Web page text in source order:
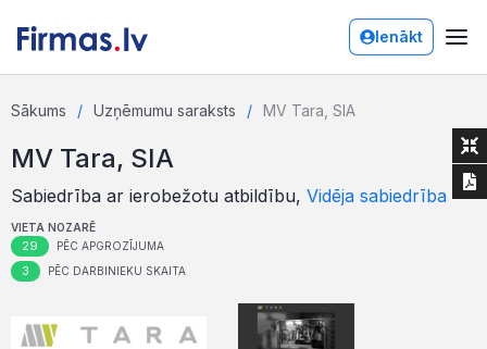
Ienākt
Sākums Uzņēmumu saraksts MV Tara, SIA
MV Tara, SIA
Sabiedrība ar ierobežotu atbildību, Vidēja sabiedrība
VIETA NOZARĒ
29 PĒC APGROZĪJUMA
3 PĒC DARBINIEKU SKAITA